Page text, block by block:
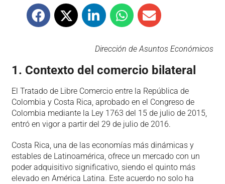
Dirección de Asuntos Económicos
1. Contexto del comercio bilateral
El Tratado de Libre Comercio entre la República de
Colombia y Costa Rica, aprobado en el Congreso de
Colombia mediante la Ley 1763 del 15 de julio de 2015,
entró en vigor a partir del 29 de julio de 2016.
Costa Rica, una de las economías más dinámicas y
estables de Latinoamérica, ofrece un mercado con un
poder adquisitivo significativo, siendo el quinto más
elevado en América Latina. Este acuerdo no solo ha